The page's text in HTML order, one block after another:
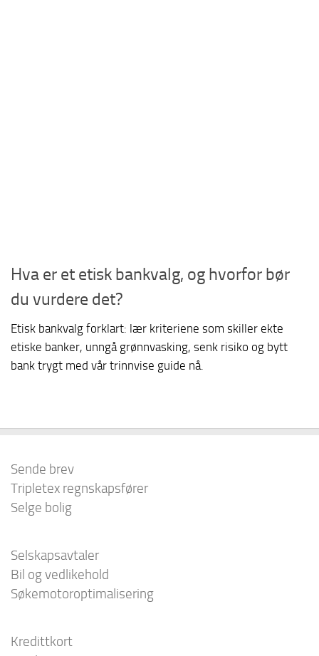
Hva er et etisk bankvalg, og hvorfor bør
du vurdere det?
Etisk bankvalg forklart: lær kriteriene som skiller ekte
etiske banker, unngå grønnvasking, senk risiko og bytt
bank trygt med vår trinnvise guide nå.
Sende brev
Tripletex regnskapsfører
Selge bolig
Selskapsavtaler
Bil og vedlikehold
Søkemotoroptimalisering
Kredittkort